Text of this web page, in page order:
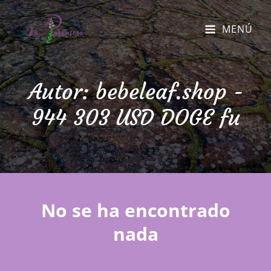
MENÚ
Autor:bebeleaf.shop -
944 303 USD DOGE fu
No se ha encontrado
nada